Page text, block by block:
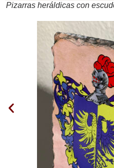
Pizarras heráldicas con